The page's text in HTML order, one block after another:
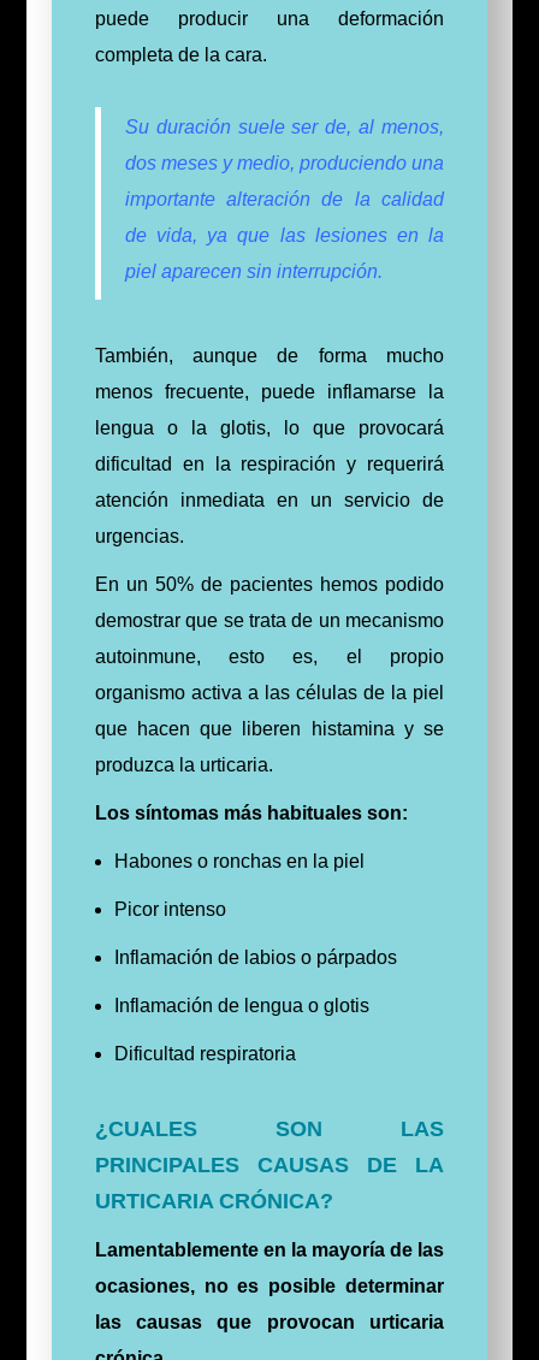
puede producir una deformación
completa de la cara.
Su duración suele ser de, al menos,
dos meses y medio, produciendo una
importante alteración de la calidad
de vida, ya que las lesiones en la
piel aparecen sin interrupción.
También, aunque de forma mucho
menos frecuente, puede inflamarse la
lengua o la glotis, lo que provocará
dificultad en la respiración y requerirá
atención inmediata en un servicio de
urgencias.
En un 50% de pacientes hemos podido
demostrar que se trata de un mecanismo
autoinmune, esto es, el propio
organismo activa a las células de la piel
que hacen que liberen histamina y se
produzca la urticaria.
Los síntomas más habituales son:
Habones o ronchas en la piel
Picor intenso
Inflamación de labios o párpados
Inflamación de lengua o glotis
Dificultad respiratoria
¿CUALES SON LAS
PRINCIPALES CAUSAS DE LA
URTICARIA CRÓNICA?
Lamentablemente en la mayoría de las
ocasiones, no es posible determinar
las causas que provocan urticaria